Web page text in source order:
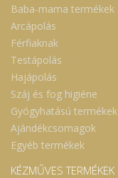
Baba-mama termékek
Arcápolás
Férfiaknak
Testápolás
Hajápolás
Száj és fog higiéne
Gyógyhatású termékek
Ajándékcsomagok
Egyéb termékek
KÉZMŰVES TERMÉKEK